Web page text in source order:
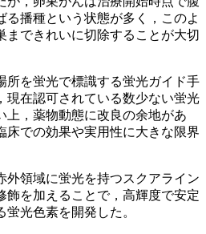
る播種という状態が多く，このよ
まできれいに切除することが大切
所を蛍光で標識する蛍光ガイド手
現在認可されている数少ない蛍光
上，薬物動態に改良の余地があ
床での効果や実用性に大きな限界
外領域に蛍光を持つスクアライン
飾を加えることで，高輝度で安定
光色素を開発した。